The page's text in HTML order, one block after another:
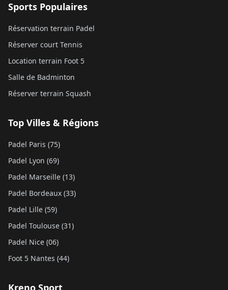
Sports Populaires
Réservation terrain Padel
Réserver court Tennis
Location terrain Foot 5
Salle de Badminton
Réserver terrain Squash
Top Villes & Régions
Padel Paris (75)
Padel Lyon (69)
Padel Marseille (13)
Padel Bordeaux (33)
Padel Lille (59)
Padel Toulouse (31)
Padel Nice (06)
Foot 5 Nantes (44)
Kreno Sport